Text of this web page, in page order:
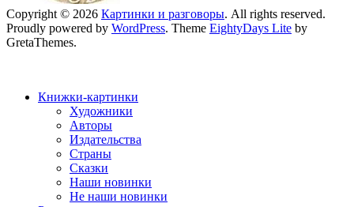
Copyright © 2026 Картинки и разговоры. All rights reserved.
Proudly powered by WordPress. Theme EightyDays Lite by
GretaThemes.
Книжки-картинки
Художники
Авторы
Издательства
Страны
Сказки
Наши новинки
Не наши новинки